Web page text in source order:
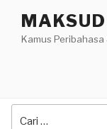
contentKamus Peribahasa